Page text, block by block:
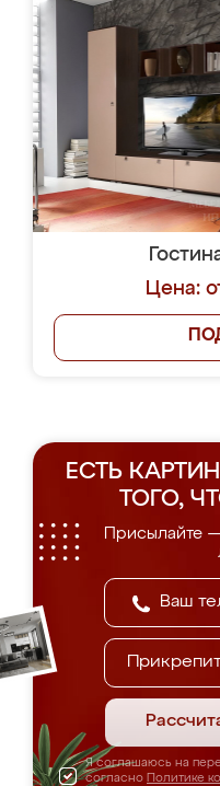
Цена:
ЕСТЬ
ТОГО,
Присылайте
Я соглашаюсь на
согласно Политике